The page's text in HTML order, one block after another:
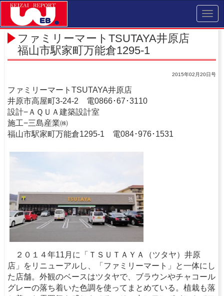
ファミリーマートTSUTAYA井原店
福山市駅家町万能倉1295-1
2015年02月20日号
ファミリーマートTSUTAYA井原店
井原市高屋町3-24-2 電0866･67･3110
設計−ＡＱＵＡ建築設計室
施工−三島産業㈱
福山市駅家町万能倉1295-1 電084･976･1531
２０１４年11月に「ＴＳＵＴＡＹＡ（ツタヤ）井原
店」をリニューアルし、「ファミリーマート」と一体にし
た店舗。外観のベースはツタヤで、ブラウンやチャコール
グレーの落ち着いた色調を使ってまとめている。植栽も落